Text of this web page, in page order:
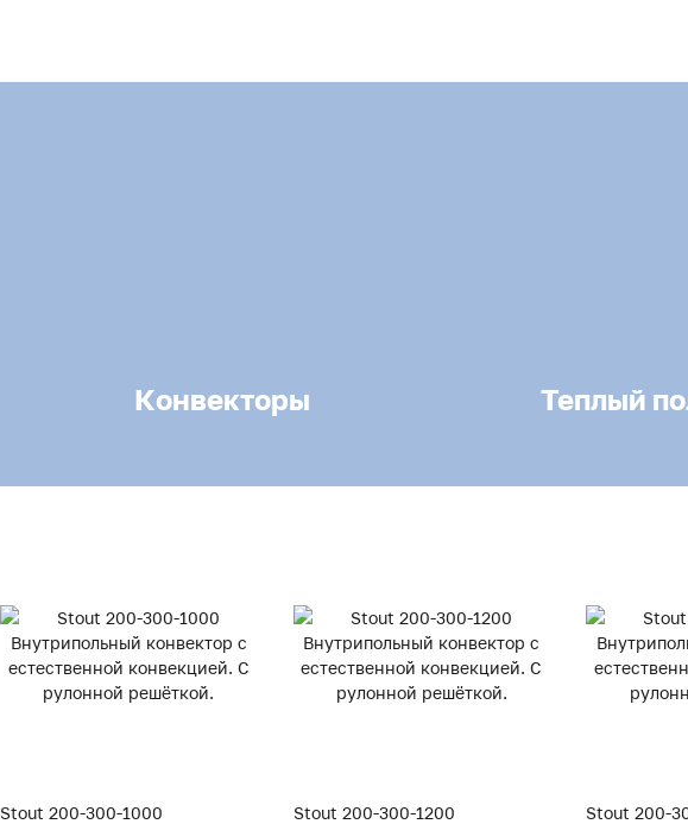
Конвекторы Теплый
Stout 200-300-1000
Stout 200-300-1200
Stout 200-